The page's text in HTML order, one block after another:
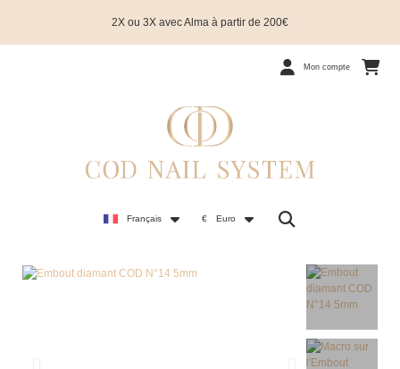
2X ou 3X avec Alma à partir de 200€
Mon compte
Français € Euro